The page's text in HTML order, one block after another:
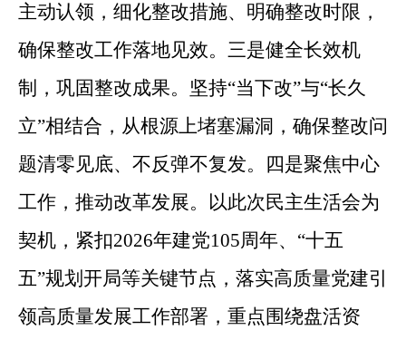
主动认领，细化整改措施、明确整改时限，
确保整改工作落地见效。三是健全长效机
制，巩固整改成果。坚持“当下改”与“长久
立”相结合，从根源上堵塞漏洞，确保整改问
题清零见底、不反弹不复发。四是聚焦中心
工作，推动改革发展。以此次民主生活会为
契机，紧扣2026年建党105周年、“十五
五”规划开局等关键节点，落实高质量党建引
领高质量发展工作部署，重点围绕盘活资